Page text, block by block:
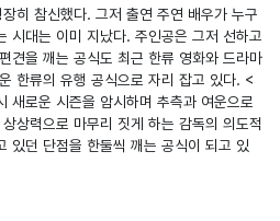
히 참신했다. 그저 출연 주연 배우가 누구
시대는 이미 지났다. 주인공은 그저 선하고
견을 깨는 공식도 최근 한류 영화와 드라마
한류의 유행 공식으로 자리 잡고 있다. <
새로운 시즌을 암시하며 추측과 여운으로
상력으로 마무리 짓게 하는 감독의 의도적
있던 단점을 한둘씩 깨는 공식이 되고 있